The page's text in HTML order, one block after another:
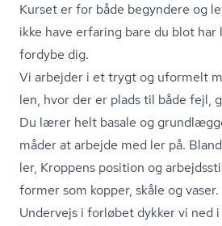
Kurset er for både begyndere og
ikke have erfaring bare du blot
fordybe dig.
Vi arbejder i et trygt og uformelt
len, hvor der er plads til både fejl,
Du lærer helt basale og
måder at arbejde med ler på.
ler, Kroppens position og
former som kopper, skåle og vaser.
Undervejs i forløbet dykker vi ned